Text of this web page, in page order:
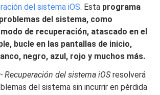
del sistema iOS. Esta programa
del sistema, como
de recuperación, atascado en el
bucle en las pantallas de inicio,
negro, azul, rojo y muchos más.
Recuperación del sistema iOSresolverá
del sistema sin incurrir en pérdida